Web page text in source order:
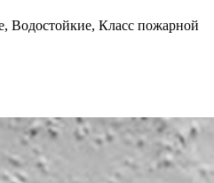
Водостойкие, Класс пожарной